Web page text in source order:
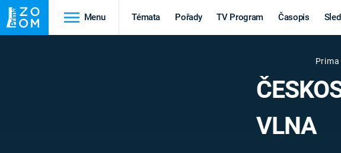
Menu Témata Pořady TV Program Časopis
VLNA